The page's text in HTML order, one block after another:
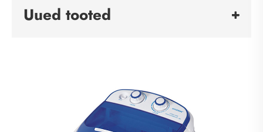
Uued tooted